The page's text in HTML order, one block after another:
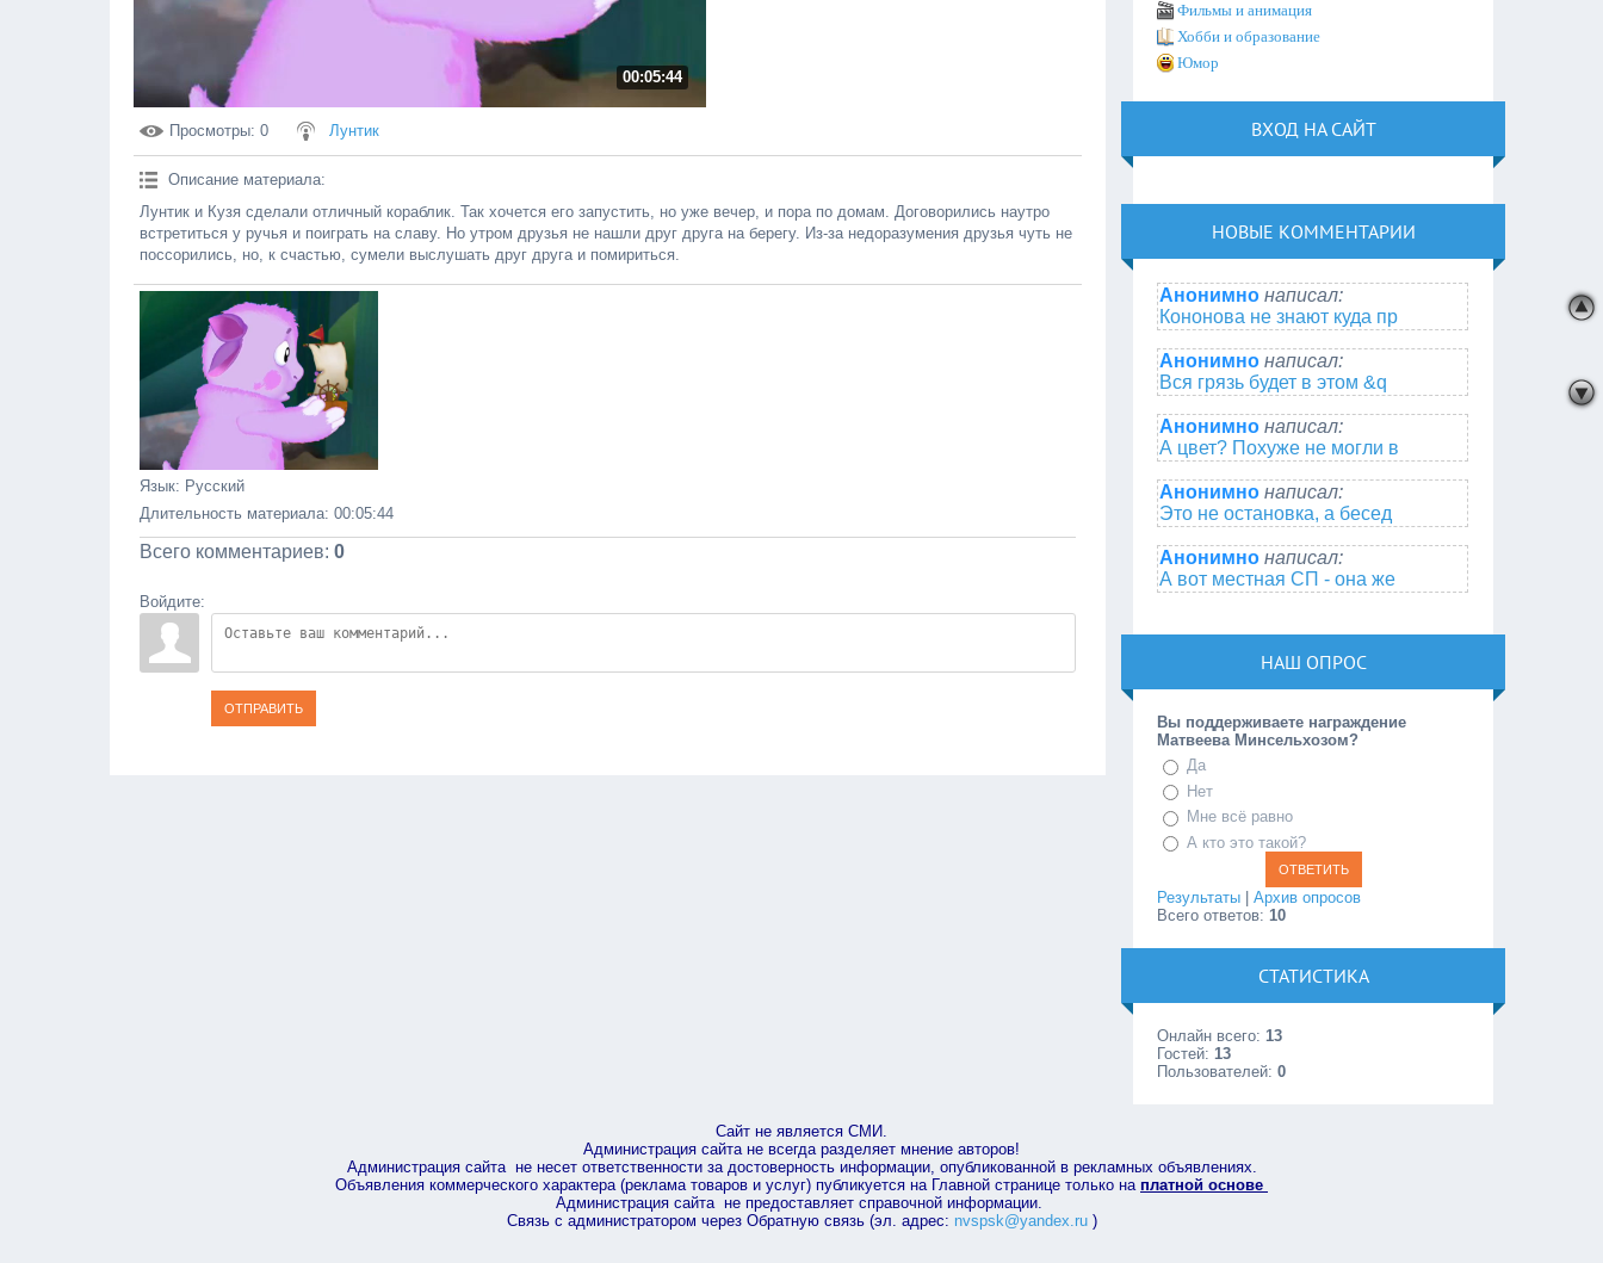
00:05:44
Просмотры: 0 Лунтик
Описание материала:
Лунтик и Кузя сделали отличный кораблик. Так хочется его запустить, но уже вечер, и пора по домам. Договорились наутро
встретиться у ручья и поиграть на славу. Но утром друзья не нашли друг друга на берегу. Из-за недоразумения друзья чуть не
поссорились, но, к счастью, сумели выслушать друг друга и помириться.
Язык: Русский
Длительность материала: 00:05:44
Всего комментариев: 0
Войдите:
ОТПРАВИТЬ
Фильмы и анимация
Хобби и образование
Юмор
ВХОД НА САЙТ
НОВЫЕ КОММЕНТАРИИ
Анонимно написал:
Кононова не знают куда пр
Анонимно написал:
Вся грязь будет в этом &q
Анонимно написал:
А цвет? Похуже не могли в
Анонимно написал:
Это не остановка, а бесед
Анонимно написал:
А вот местная СП - она же
НАШ ОПРОС
Вы поддерживаете награждение
Матвеева Минсельхозом?
Да
Нет
Мне всё равно
А кто это такой?
Результаты |Архив опросов
Всего ответов:10
СТАТИСТИКА
Онлайн всего:13
Гостей:13
Пользователей:0
Сайт не является СМИ.
Администрация сайта не всегда разделяет мнение авторов!
Администрация сайта не несет ответственности за достоверность информации, опубликованной в рекламных объявлениях.
Объявления коммерческого характера (реклама товаров и услуг) публикуется на Главной странице только на платной основе
Администрация сайта не предоставляет справочной информации.
Связь с администратором через Обратную связь (эл. адрес: nvspsk@yandex.ru)